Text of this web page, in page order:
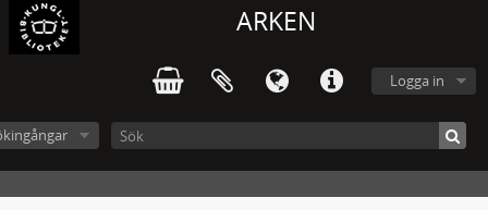
ARKEN
Logga in